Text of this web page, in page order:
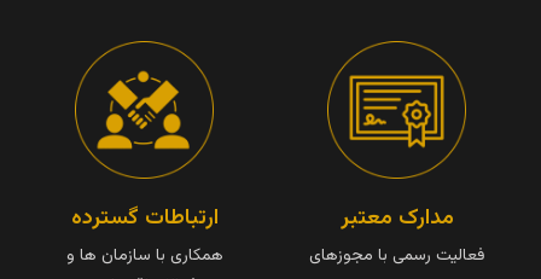
مدارک معتبر
فعالیت رسمی با مجوزهای
ارتباطات گسترده
همکاری با سازمان ها و